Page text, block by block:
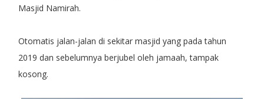
Masjid Namirah.
Otomatis jalan-jalan di sekitar masjid yang pada tahun
2019 dan sebelumnya berjubel oleh jamaah, tampak
kosong.